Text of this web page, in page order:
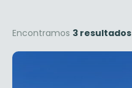
Encontramos 3 resultados